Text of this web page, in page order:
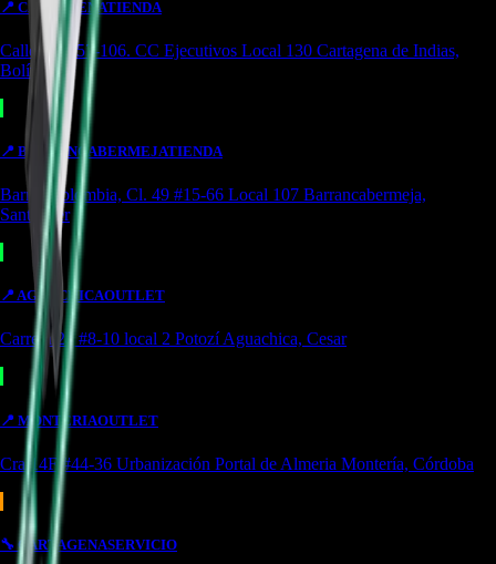
📍 CARTAGENATIENDA
Calle. 31 #57-106. CC Ejecutivos Local 130 Cartagena de Indias,
Bolívar
📍 BARRANCABERMEJATIENDA
Barrio Colombia, Cl. 49 #15-66 Local 107 Barrancabermeja,
Santander
📍AGUACHICAOUTLET
Carrera 24 #8-10 local 2 Potozí Aguachica, Cesar
📍 MONTERIAOUTLET
Cra 14F #44-36 Urbanización Portal de Almeria Montería, Córdoba
🔧 CARTAGENASERVICIO